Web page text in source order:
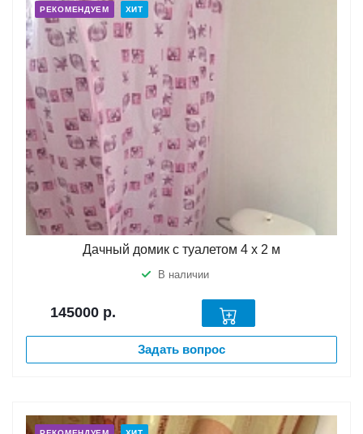
РЕКОМЕНДУЕМ ХИТ
Дачный домик с туалетом 4 х 2 м
В наличии
145000 р.
Задать вопрос